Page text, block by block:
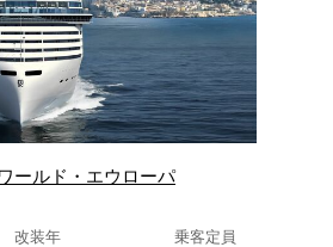
ールド・エウローパ
改装年 乗客定員